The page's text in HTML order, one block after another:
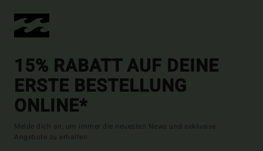
15% RABATT AUF DEINE
ERSTE BESTELLUNG
ONLINE*
Melde dich an, um immer die neuesten News und exklusive
Angebote zu erhalten.